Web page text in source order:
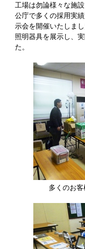
工場は勿論様々な施
公庁で多くの採用実
示会を開催いたしま
照明器具を展示し、
た。
多くのお客